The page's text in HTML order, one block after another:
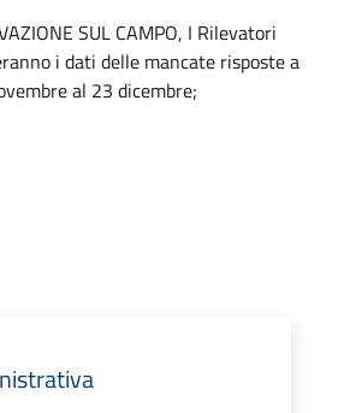
SUL CAMPO, I Rilevatori
i dati delle mancate risposte a
al 23 dicembre;